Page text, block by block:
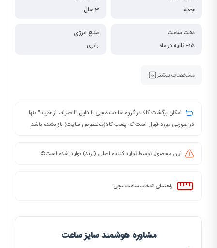
جعبه
3 سال
دقت ساعت
±15 ثانیه در ماه
منبع انرژی
باتری
مشخصات بیشتر
امکان برگشت کالا در گروه ساعت مچی با دلیل "انصراف از خرید" تنها
در صورتی مورد قبول است که پلمب کالا(مخصوص سایت) باز نشده باشد.
این محصول توسط تولید کننده اصلی (برند) تولید شده است©️
راهنمای انتخاب ساعت مچی
مشاوره هوشمند سایز ساعت